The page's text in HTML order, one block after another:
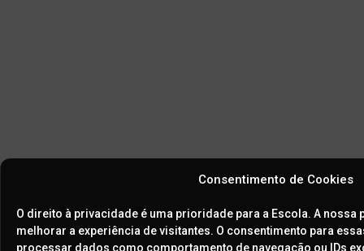
Consentimento de Cookies
O direito à privacidade é uma prioridade para a Escola. A nossa
melhorar a experiência de visitantes. O consentimento para
processar dados como comportamento de navegação ou IDs